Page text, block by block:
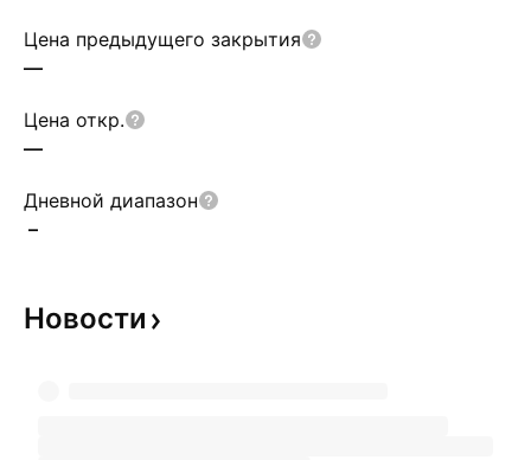
Цена предыдущего закрытия
—
Цена откр.
—
Дневной диапазон
–
Новости